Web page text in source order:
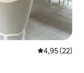
Gemiddelde
4,95 (22)